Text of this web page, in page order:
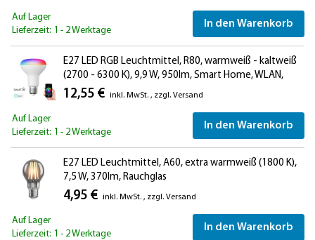
Auf Lager
Lieferzeit: 1 - 2 Werktage
In den Warenkorb
E27 LED RGB Leuchtmittel, R80, warmweiß - kaltweiß
(2700 - 6300 K), 9,9 W, 950lm, Smart Home, WLAN,
Alexa, matt
12,55 € inkl. MwSt. , zzgl. Versand
Auf Lager
Lieferzeit: 1 - 2 Werktage
In den Warenkorb
E27 LED Leuchtmittel, A60, extra warmweiß (1800 K),
7,5 W, 370lm, Rauchglas
4,95 € inkl. MwSt. , zzgl. Versand
Auf Lager
Lieferzeit: 1 - 2 Werktage
In den Warenkorb